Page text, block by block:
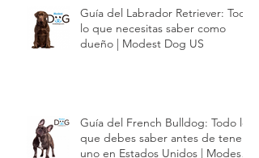
lo que necesitas saber como
dueño | Modest Dog US
Guía del Labrador Retriever: Todo
lo que necesitas saber como
dueño | Modest Dog US